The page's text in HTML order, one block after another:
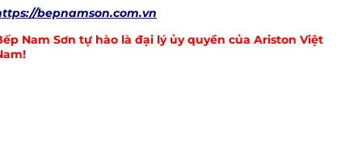
bepnamson.com.vn
Nam Sơn tự hào là đại lý ủy quyền của Ariston Việt